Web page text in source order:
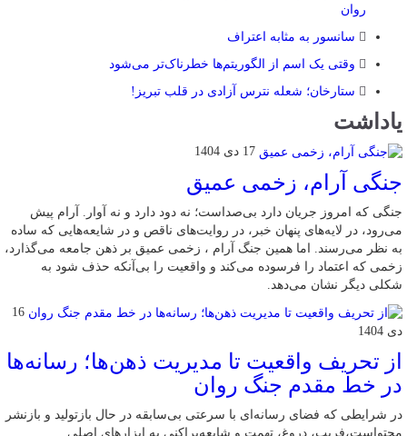
روان
سانسور به مثابه اعتراف
وقتی یک اسم از الگوریتم‌ها خطرناک‌تر می‌شود
ستارخان؛ شعله نترس آزادی در قلب تبریز!
یاداشت
17 دی 1404
جنگی آرام، زخمی عمیق
جنگی که امروز جریان دارد بی‌صداست؛ نه دود دارد و نه آوار. آرام پیش
می‌رود، در لایه‌های پنهان خبر، در روایت‌های ناقص و در شایعه‌هایی که ساده
به نظر می‌رسند. اما همین جنگ آرام ، زخمی عمیق بر ذهن جامعه می‌گذارد،
زخمی که اعتماد را فرسوده می‌کند و واقعیت را بی‌آنکه حذف شود به
شکلی دیگر نشان می‌دهد.
16
دی 1404
از تحریف واقعیت تا مدیریت ذهن‌ها؛ رسانه‌ها
در خط مقدم جنگ روان
در شرایطی که فضای رسانه‌ای با سرعتی بی‌سابقه در حال بازتولید و بازنشر
محتواست،فریب، دروغ، تهمت و شایعه‌پراکنی به ابزارهای اصلی